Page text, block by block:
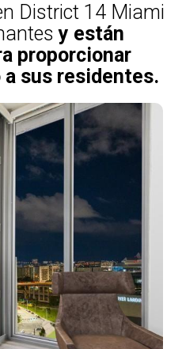
District 14 Miami
y están
proporcionar
sus residentes.